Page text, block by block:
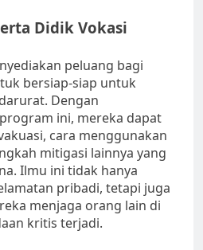
Didik Vokasi
peluang bagi
bersiap-siap untuk
Dengan
ini, mereka dapat
cara menggunakan
mitigasi lainnya yang
Ilmu ini tidak hanya
pribadi, tetapi juga
menjaga orang lain di
kritis terjadi.